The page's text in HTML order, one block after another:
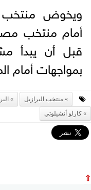
ويخوض منتخب
أمام منتخب
قبل أن يبدأ
بمواجهات أمام
منتخب البرازيل
كارلو أنشيلوتي
⇧